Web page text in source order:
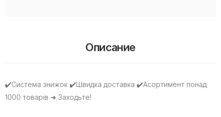
Описание
✔️Система знижок ✔️Швидка доставка ✔️Асортимент понад
1000 товарів ➔ Заходьте!